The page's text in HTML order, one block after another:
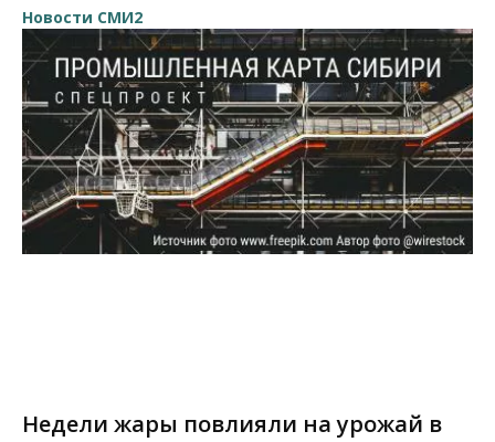
Новости СМИ2
Недели жары повлияли на урожай в